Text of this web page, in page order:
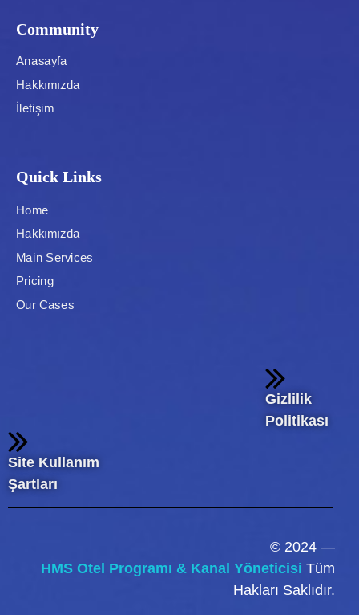
Community
Anasayfa
Hakkımızda
İletişim
Quick Links
Home
Hakkımızda
Main Services
Pricing
Our Cases
Gizlilik
Politikası
Site Kullanım
Şartları
© 2024 —
HMS Otel Programı & Kanal Yöneticisi Tüm
Hakları Saklıdır.